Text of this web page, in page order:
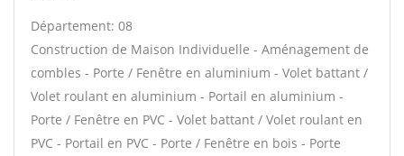
Département: 08
Construction de Maison Individuelle - Aménagement de
combles - Porte / Fenêtre en aluminium - Volet battant /
Volet roulant en aluminium - Portail en aluminium -
Porte / Fenêtre en PVC - Volet battant / Volet roulant en
PVC - Portail en PVC - Porte / Fenêtre en bois - Porte